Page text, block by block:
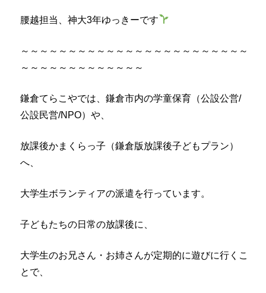
腰越担当、神大3年ゆっきーです
～～～～～～～～～～～～～～～～～～～～～～～～
～～～～～～～～～～～～～
鎌倉てらこやでは、鎌倉市内の学童保育（公設公営/
公設民営/NPO）や、
放課後かまくらっ子（鎌倉版放課後子どもプラン）
へ、
大学生ボランティアの派遣を行っています。
子どもたちの日常の放課後に、
大学生のお兄さん・お姉さんが定期的に遊びに行くこ
とで、